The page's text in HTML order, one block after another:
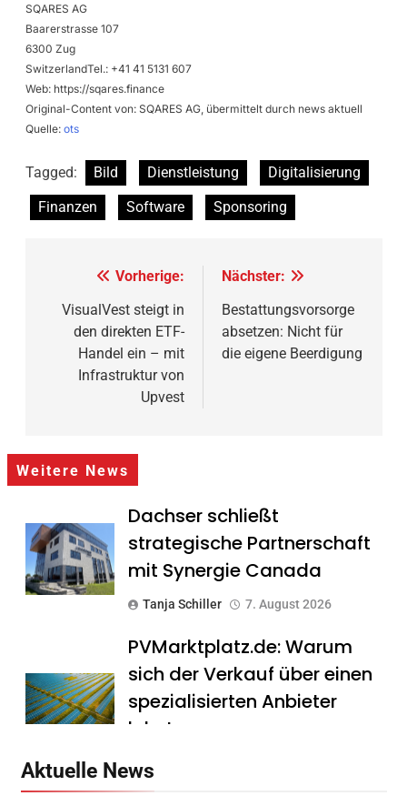
SQARES AG
Baarerstrasse 107
6300 Zug
SwitzerlandTel.: +41 41 5131 607
Web: https://sqares.finance
Original-Content von: SQARES AG, übermittelt durch news aktuell
Quelle: ots
Tagged: Bild Dienstleistung
Digitalisierung
Finanzen
Software Sponsoring
Beitragsnavigation
Vorherige:
VisualVest steigt in
den direkten ETF-
Handel ein – mit
Infrastruktur von
Upvest
Nächster:
Bestattungsvorsorge
absetzen: Nicht für
die eigene Beerdigung
Weitere News
Dachser schließt
strategische Partnerschaft
mit Synergie Canada
Tanja Schiller 7. August 2026
PVMarktplatz.de: Warum
sich der Verkauf über einen
spezialisierten Anbieter
lohnt
Aktuelle News